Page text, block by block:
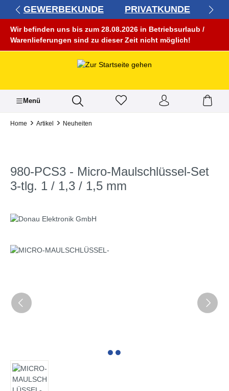
springen
GEWERBEKUNDE PRIVATKUNDE
Wir befinden uns bis zum 28.08.2026 in Betriebsurlaub /
Warenlieferungen sind zu dieser Zeit nicht möglich!
Menü
Home Artikel Neuheiten
980-PCS3 - Micro-Maulschlüssel-Set
3-tlg. 1 / 1,3 / 1,5 mm
Bildergalerie überspringen